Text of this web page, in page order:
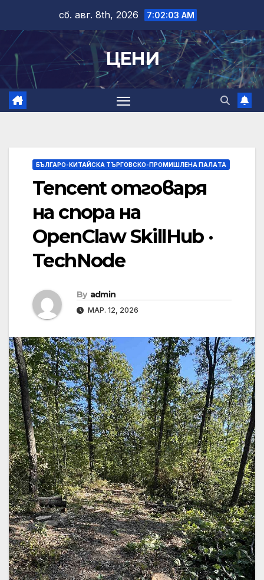
content
сб. авг. 8th, 2026 7:02:03 AM
ЦЕНИ
БЪЛГАРО-КИТАЙСКА ТЪРГОВСКО-ПРОМИШЛЕНА ПАЛAТА
Tencent отговаря
на спора на
OpenClaw SkillHub ·
TechNode
By admin
МАР. 12, 2026